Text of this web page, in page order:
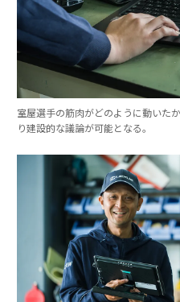
室屋選手の筋肉がどのように動いた
り建設的な議論が可能となる。